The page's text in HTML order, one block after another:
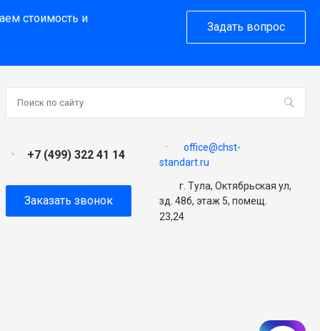
стоимость и
Задать вопрос
+7 (499) 322 41 14
office@chst-
standart.ru
Заказать звонок
г. Тула, Октябрьская ул,
зд. 48б, этаж 5, помещ.
23,24